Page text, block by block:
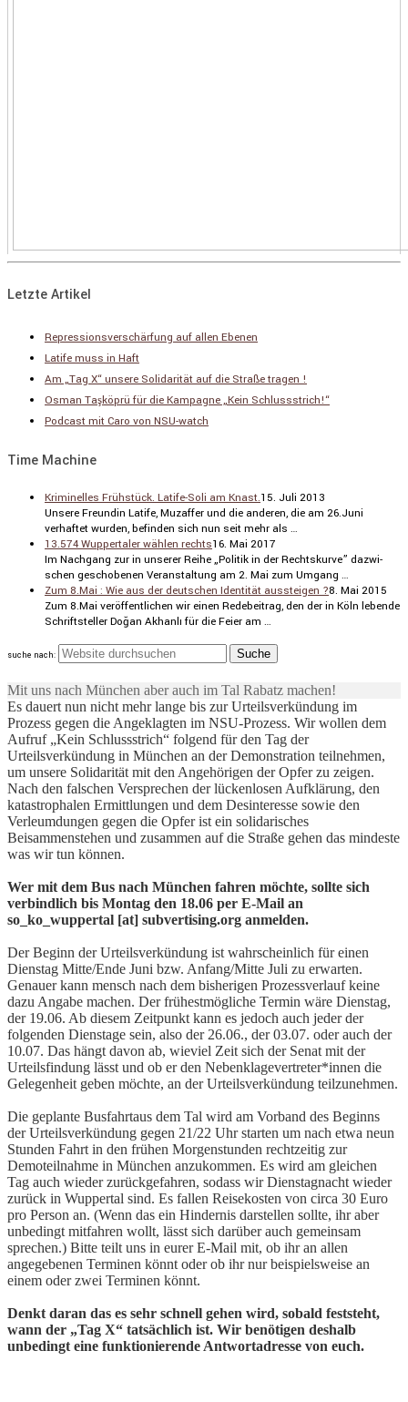
Letzte Artikel
Repressionsverschärfung auf allen Ebenen
Latife muss in Haft
Am „Tag X“ unsere Solidarität auf die Straße tragen !
Osman Taşköprü für die Kampagne „Kein Schlussstrich!“
Podcast mit Caro von NSU-watch
Time Machine
Kriminelles Frühstück. Latife-Soli am Knast.15. Juli 2013
Unsere Freundin Latife, Muzaffer und die anderen, die am 26.Juni
verhaftet wurden, befinden sich nun seit mehr als …
13.574 Wuppertaler wählen rechts16. Mai 2017
Im Nachgang zur in unserer Reihe „Politik in der Rechts­kurve” dazwi­
schen gescho­benen Veran­stal­tung am 2. Mai zum Umgang …
Zum 8.Mai : Wie aus der deutschen Identität aussteigen ?8. Mai 2015
Zum 8.Mai veröf­fent­li­chen wir einen Redebei­trag, den der in Köln lebende
Schrift­steller Doğan Akhanlı für die Feier am …
suche nach:
Mit uns nach München aber auch im Tal Rabatz machen!
Es dauert nun nicht mehr lange bis zur Urteilsverkündung im
Prozess gegen die Angeklagten im NSU-Prozess. Wir wollen dem
Aufruf „Kein Schlussstrich“ folgend für den Tag der
Urteilsverkündung in München an der Demonstration teilnehmen,
um unsere Solidarität mit den Angehörigen der Opfer zu zeigen.
Nach den falschen Versprechen der lückenlosen Aufklärung, den
katastrophalen Ermittlungen und dem Desinteresse sowie den
Verleumdungen gegen die Opfer ist ein solidarisches
Beisammenstehen und zusammen auf die Straße gehen das mindeste
was wir tun können.
Wer mit dem Bus nach München fahren möchte, sollte sich
verbindlich bis Montag den 18.06 per E-Mail an
so_ko_wuppertal [at] subvertising.org anmelden.
Der Beginn der Urteilsverkündung ist wahrscheinlich für einen
Dienstag Mitte/Ende Juni bzw. Anfang/Mitte Juli zu erwarten.
Genauer kann mensch nach dem bisherigen Prozessverlauf keine
dazu Angabe machen. Der frühestmögliche Termin wäre Dienstag,
der 19.06. Ab diesem Zeitpunkt kann es jedoch auch jeder der
folgenden Dienstage sein, also der 26.06., der 03.07. oder auch der
10.07. Das hängt davon ab, wieviel Zeit sich der Senat mit der
Urteilsfindung lässt und ob er den Nebenklagevertreter*innen die
Gelegenheit geben möchte, an der Urteilsverkündung teilzunehmen.
Die geplante Busfahrtaus dem Tal wird am Vorband des Beginns
der Urteilsverkündung gegen 21/22 Uhr starten um nach etwa neun
Stunden Fahrt in den frühen Morgenstunden rechtzeitig zur
Demoteilnahme in München anzukommen. Es wird am gleichen
Tag auch wieder zurückgefahren, sodass wir Dienstagnacht wieder
zurück in Wuppertal sind. Es fallen Reisekosten von circa 30 Euro
pro Person an. (Wenn das ein Hindernis darstellen sollte, ihr aber
unbedingt mitfahren wollt, lässt sich darüber auch gemeinsam
sprechen.) Bitte teilt uns in eurer E-Mail mit, ob ihr an allen
angegebenen Terminen könnt oder ob ihr nur beispielsweise an
einem oder zwei Terminen könnt.
Denkt daran das es sehr schnell gehen wird, sobald feststeht,
wann der „Tag X“ tatsächlich ist. Wir benötigen deshalb
unbedingt eine funktionierende Antwortadresse von euch.